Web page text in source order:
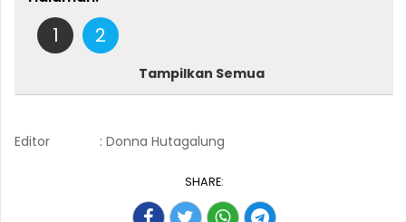
1 2
Tampilkan Semua
Editor : Donna Hutagalung
SHARE: